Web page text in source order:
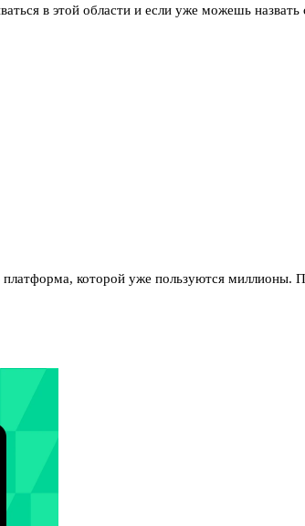
в этой области и если уже можешь назвать
которой уже пользуются миллионы.